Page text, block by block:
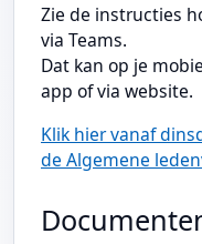
Zie de instructies
via Teams.
Dat kan op je
app of via website.
Klik hier vanaf
de Algemene